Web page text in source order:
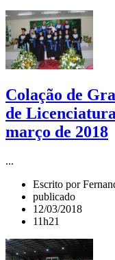
Colação de
de
março de 2018
...
Escrito por
publicado
12/03/2018
11h21